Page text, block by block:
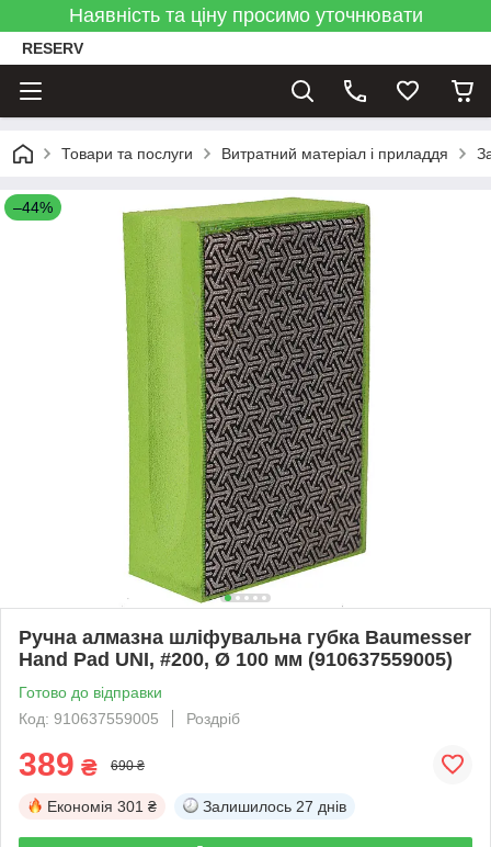
Наявність та ціну просимо уточнювати
RESERV
Товари та послуги Витратний матеріал і приладдя
–44%
Ручна алмазна шліфувальна губка Baumesser
Hand Pad UNI, #200, Ø 100 мм (910637559005)
Готово до відправки
Код: 910637559005
Роздріб
389 ₴ 690 ₴
Економія 301 ₴ Залишилось 27 днів